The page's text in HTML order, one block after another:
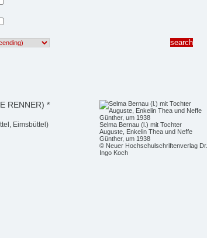
Selma Bernau (l.) mit Tochter
Auguste, Enkelin Thea und Neffe
Günther, um 1938
© Neuer Hochschulschriftenverlag Dr.
Ingo Koch
RENNER) *
Eimsbüttel)